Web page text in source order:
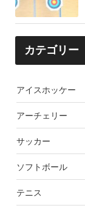
カテゴリー
アイスホッケー
アーチェリー
サッカー
ソフトボール
テニス